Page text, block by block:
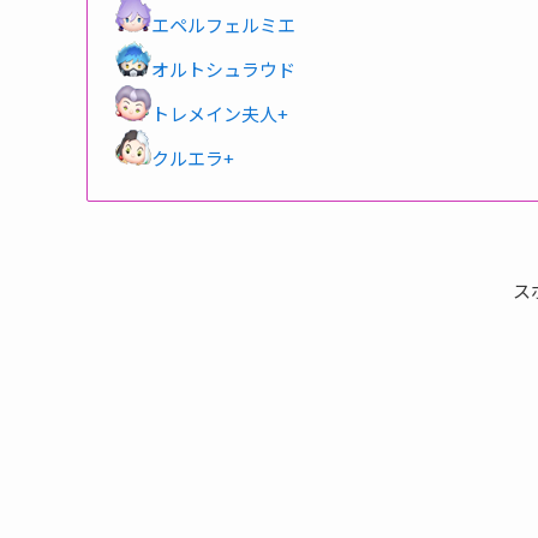
エペルフェルミエ
オルトシュラウド
トレメイン夫人+
クルエラ+
ス